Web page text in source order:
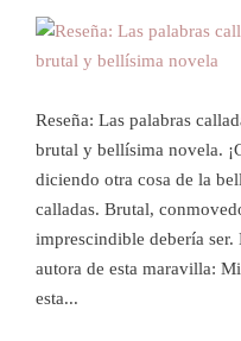
Reseña: Las palabras
brutal y bellísima novela.
diciendo otra cosa de la
calladas. Brutal,
imprescindible debería ser.
autora de esta maravilla:
esta...